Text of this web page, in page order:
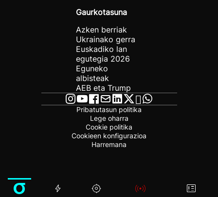
Gaurkotasuna
Azken berriak
Ukrainako gerra
Euskadiko lan
egutegia 2026
Eguneko
albisteak
AEB eta Trump
Pribatutasun politika
Lege oharra
Cookie politika
Cookieen konfigurazioa
Harremana